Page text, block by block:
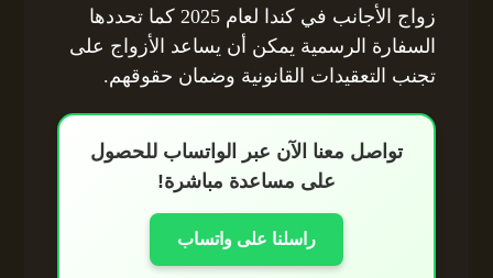
زواج الأجانب في كندا لعام 2025 كما تحددها
السفارة الرسمية يمكن أن يساعد الأزواج على
تجنب التعقيدات القانونية وضمان حقوقهم.
تواصل معنا الآن عبر الواتساب للحصول
على مساعدة مباشرة!
راسلنا على واتساب